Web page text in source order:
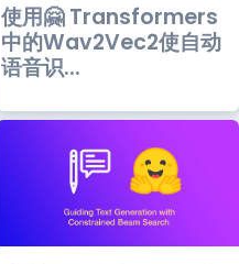
使用🤗 Transformers
中的Wav2Vec2使自动
语音识...